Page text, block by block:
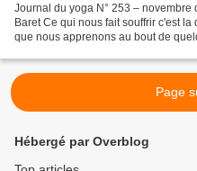
Journal du yoga N° 253 –
Baret Ce qui nous fait souffrir c'est
que nous apprenons au bout de
Page
Hébergé par Overblog